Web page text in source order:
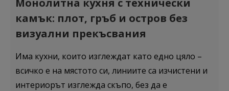
камък: плот, гръб и остров без
визуални прекъсвания
Има кухни, които изглеждат като едно цяло –
всичко е на мястото си, линиите са изчистени и
интериорът изглежда скъпо, без да е